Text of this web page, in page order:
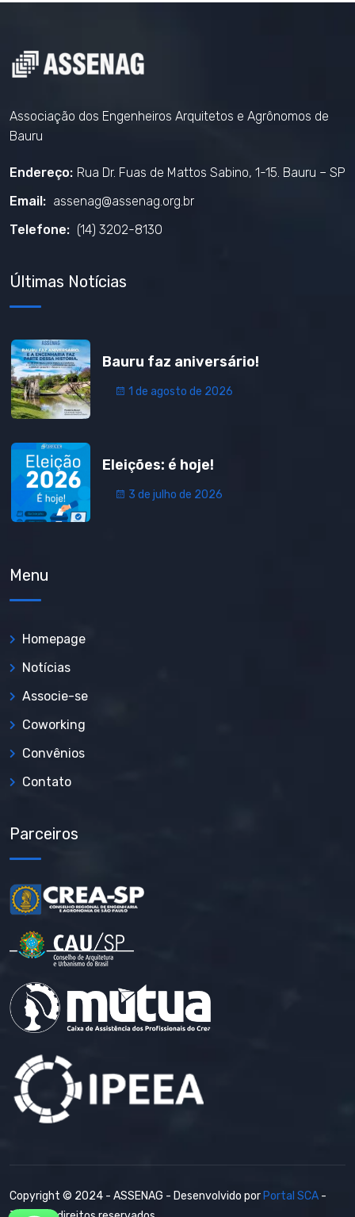
Associação dos Engenheiros Arquitetos e Agrônomos de
Bauru
Endereço: Rua Dr. Fuas de Mattos Sabino, 1-15. Bauru – SP
Email: assenag@assenag.org.br
Telefone: (14) 3202-8130
Últimas Notícias
Bauru faz aniversário!
1 de agosto de 2026
Eleições: é hoje!
3 de julho de 2026
Menu
Homepage
Notícias
Associe-se
Coworking
Convênios
Contato
Parceiros
Copyright © 2024 - ASSENAG - Desenvolvido por Portal SCA -